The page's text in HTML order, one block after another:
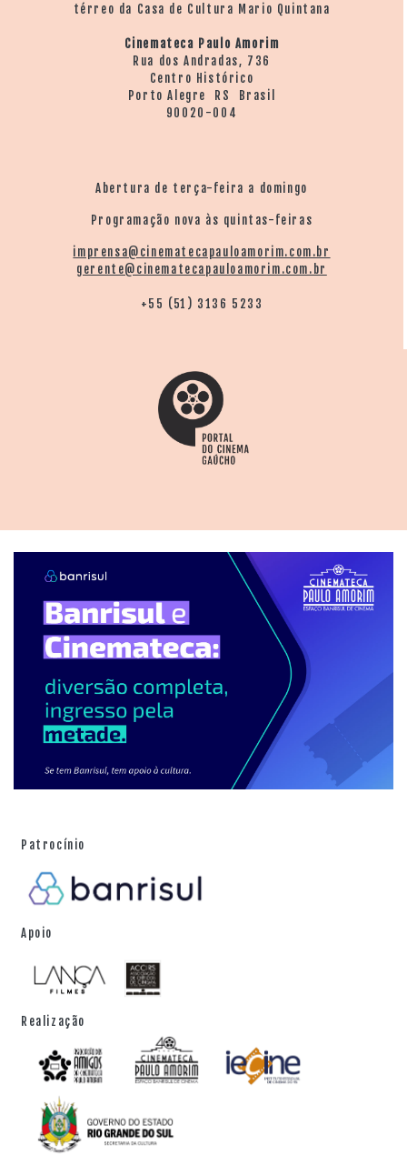
térreo da Casa de Cultura Mario Quintana
Cinemateca Paulo Amorim
Rua dos Andradas, 736
Centro Histórico
Porto Alegre RS Brasil
90020-004
Abertura de terça-feira a domingo
Programação nova às quintas-feiras
imprensa@cinematecapauloamorim.com.br
gerente@cinematecapauloamorim.com.br
+55 (51) 3136 5233
Patrocínio
Apoio
Realização